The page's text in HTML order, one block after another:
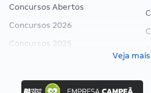
Concursos Abertos
Concursos 2026
Concursos 2025
Concurso Nacional Unificado
Concurso Ibama
Veja mais